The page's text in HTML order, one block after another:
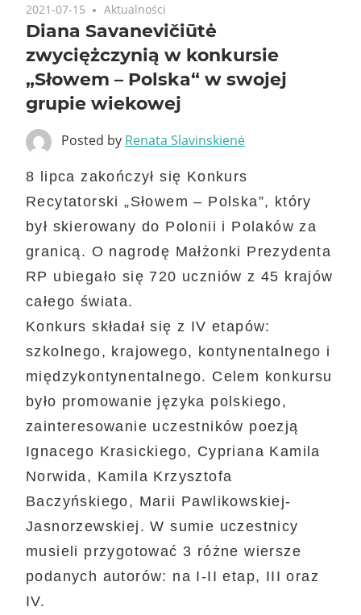
2021-07-15 Aktualności
Diana Savanevičiūtė
zwyciężczynią w konkursie
„Słowem – Polska“ w swojej
grupie wiekowej
Posted by Renata Slavinskienė
8 lipca zakończył się Konkurs
Recytatorski „Słowem – Polska”, który
był skierowany do Polonii i Polaków za
granicą. O nagrodę Małżonki Prezydenta
RP ubiegało się 720 uczniów z 45 krajów
całego świata.
Konkurs składał się z IV etapów:
szkolnego, krajowego, kontynentalnego i
międzykontynentalnego. Celem konkursu
było promowanie języka polskiego,
zainteresowanie uczestników poezją
Ignacego Krasickiego, Cypriana Kamila
Norwida, Kamila Krzysztofa
Baczyńskiego, Marii Pawlikowskiej-
Jasnorzewskiej. W sumie uczestnicy
musieli przygotować 3 różne wiersze
podanych autorów: na I-II etap, III oraz
IV.